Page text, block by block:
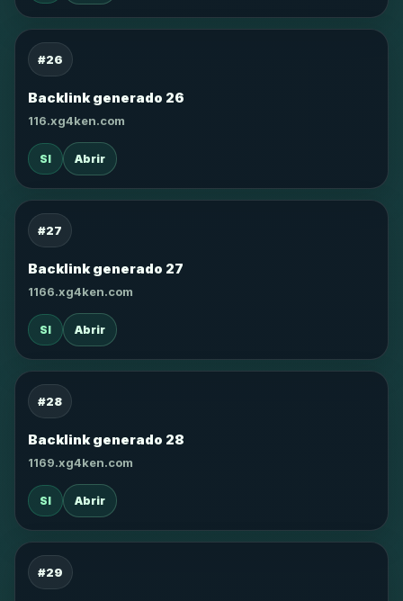
#26
Backlink generado 26
116.xg4ken.com
SI Abrir
#27
Backlink generado 27
1166.xg4ken.com
SI Abrir
#28
Backlink generado 28
1169.xg4ken.com
SI Abrir
#29